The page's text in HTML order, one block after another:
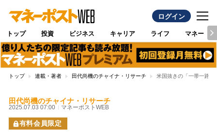
ログイン
トップ 投資 ビジネス キャリア ライフ マネー
トップ 連載・著者 田代尚機のチャイナ・リサーチ 米国抜きの「一帯一路
田代尚機のチャイナ・リサーチ
2025.07.03 07:00 マネーポストWEB
有料会員限定